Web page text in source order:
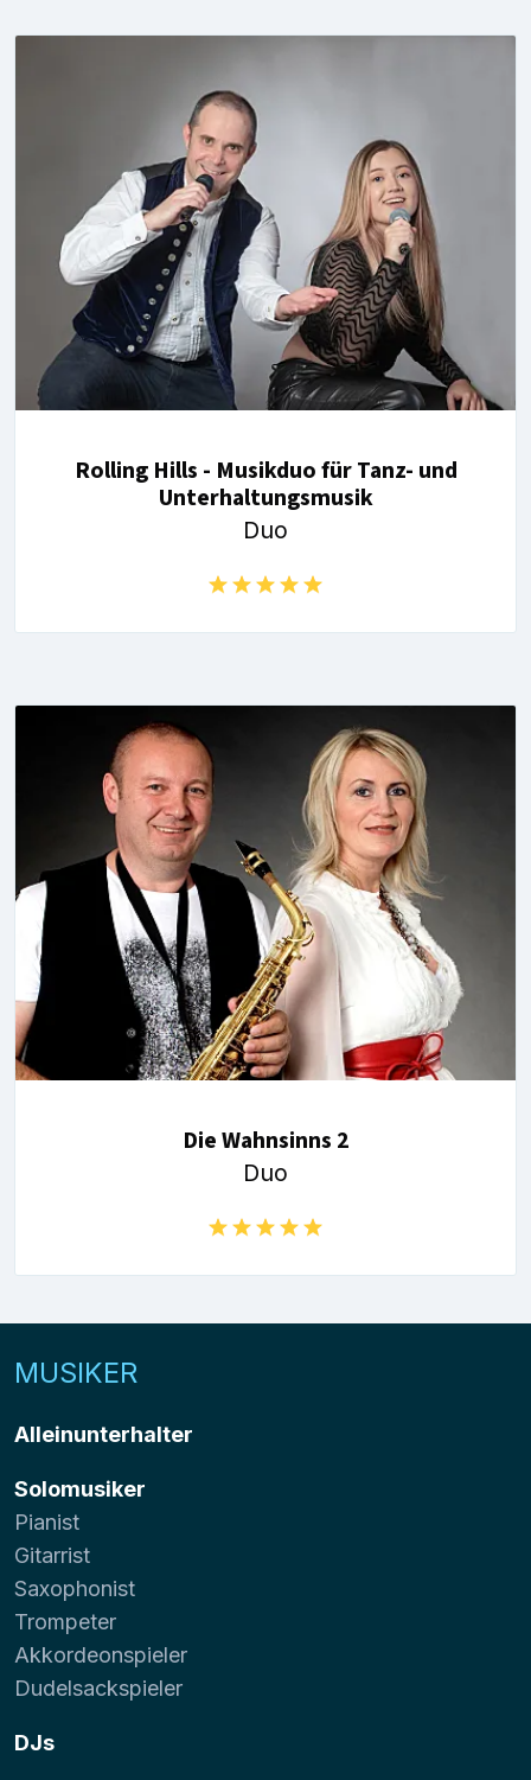
Rolling Hills - Musikduo für Tanz- und
Unterhaltungsmusik
Duo
Die Wahnsinns 2
Duo
MUSIKER
Alleinunterhalter
Solomusiker
Pianist
Gitarrist
Saxophonist
Trompeter
Akkordeonspieler
Dudelsackspieler
DJs